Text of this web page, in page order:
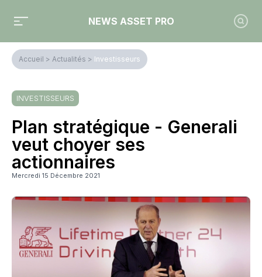
NEWS ASSET PRO
Accueil > Actualités > Investisseurs
INVESTISSEURS
Plan stratégique - Generali
veut choyer ses
actionnaires
Mercredi 15 Décembre 2021